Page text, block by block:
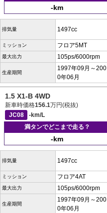
-km
排気量 1497cc
ミッション フロア5MT
最大出力 105ps/6000rpm
生産期間
1997年09月～200
0年06月
1.5 X1-B 4WD
新車時価格156.1万円(税抜)
JC08
-km/L
満タンでどこまで走る？
-km
排気量 1497cc
ミッション フロア4AT
最大出力 105ps/6000rpm
生産期間
1997年09月～200
0年06月